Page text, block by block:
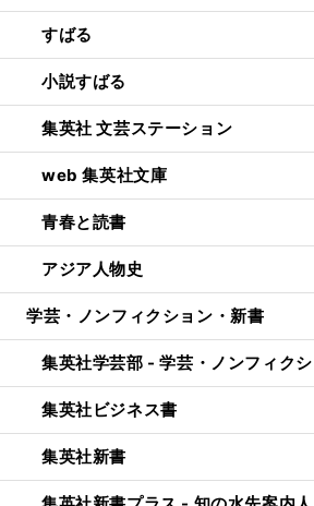
すばる
小説すばる
集英社 文芸ステーション
web 集英社文庫
青春と読書
アジア人物史
学芸・ノンフィクション・新書
集英社学芸部 - 学芸・ノンフィク
集英社ビジネス書
集英社新書